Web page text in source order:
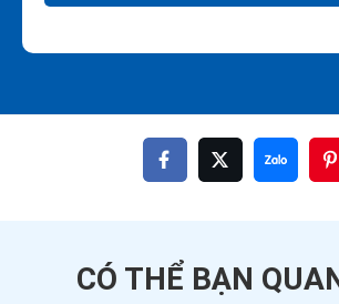
CÓ THỂ BẠN